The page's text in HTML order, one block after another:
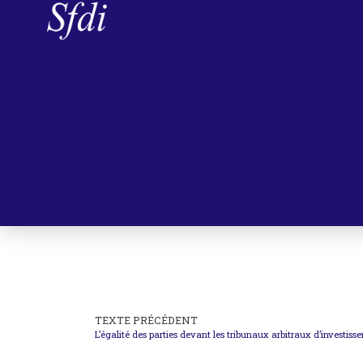
TEXTE PRÉCÉDENT
L’égalité des parties devant les tribunaux arbitraux